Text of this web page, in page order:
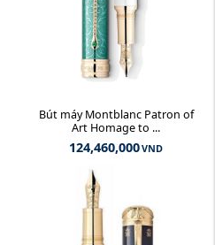
Bút máy Montblanc Patron of
Art Homage to ...
124,460,000VND